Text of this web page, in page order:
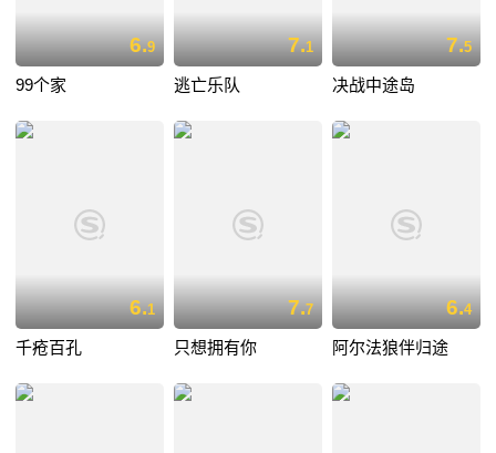
6.9
99个家
7.1
逃亡乐队
7.5
决战中途岛
6.1
千疮百孔
7.7
只想拥有你
6.4
阿尔法狼伴归途